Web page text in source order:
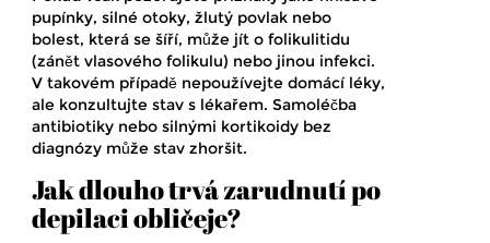
pupínky, silné otoky, žlutý povlak nebo
bolest, která se šíří, může jít o folikulitidu
(zánět vlasového folikulu) nebo jinou infekci.
V takovém případě nepoužívejte domácí léky,
ale konzultujte stav s lékařem. Samoléčba
antibiotiky nebo silnými kortikoidy bez
diagnózy může stav zhoršit.
Jak dlouho trvá zarudnutí po
depilaci obličeje?